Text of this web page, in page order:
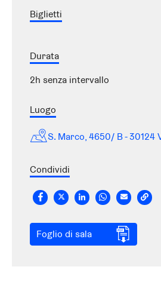
Biglietti
Durata
2h senza intervallo
Luogo
S. Marco, 4650/ B - 30124
Condividi
Foglio di sala